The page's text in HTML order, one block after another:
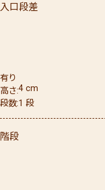
入口段差
有り
高さ 4 cm
段数 1 段
階段